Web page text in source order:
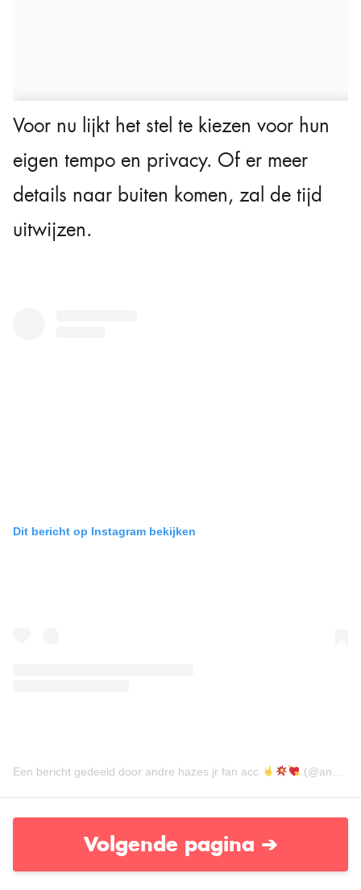
Voor nu lijkt het stel te kiezen voor hun
eigen tempo en privacy. Of er meer
details naar buiten komen, zal de tijd
uitwijzen.
Dit bericht op Instagram bekijken
Een bericht gedeeld door andre hazes jr fan acc (@andre_hazes_jr_27)
Volgende pagina ➔